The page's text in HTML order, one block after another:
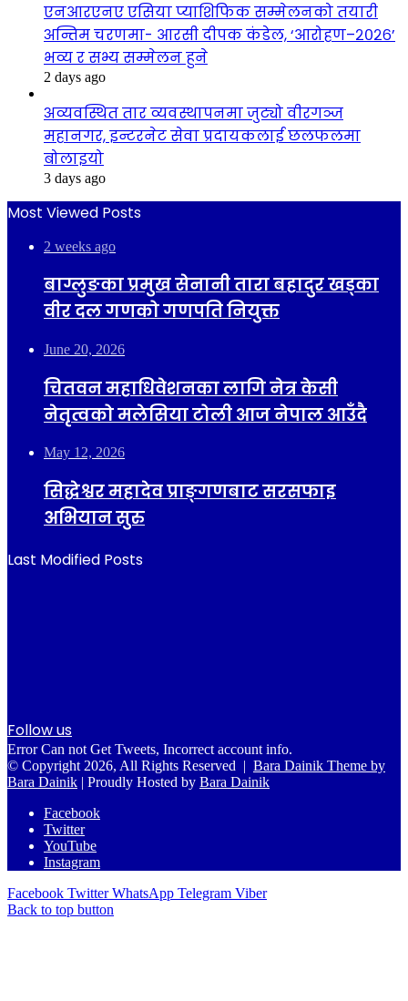
एनआरएनए एसिया प्याशिफिक सम्मेलनको तयारी
अन्तिम चरणमा- आरसी दीपक कंडेल, ‘आरोहण–२०२६’
भव्य र सभ्य सम्मेलन हुने
2 days ago
अव्यवस्थित तार व्यवस्थापनमा जुट्यो वीरगञ्ज
महानगर, इन्टरनेट सेवा प्रदायकलाई छलफलमा
बोलाइयो
3 days ago
Most Viewed Posts
2 weeks ago
बाग्लुङका प्रमुख सेनानी तारा बहादुर खड्का
वीर दल गणको गणपति नियुक्त
June 20, 2026
चितवन महाधिवेशनका लागि नेत्र केसी
नेतृत्वको मलेसिया टोली आज नेपाल आउँदै
May 12, 2026
सिद्धेश्वर महादेव प्राङ्गणबाट सरसफाइ
अभियान सुरु
Last Modified Posts
Follow us
Error Can not Get Tweets, Incorrect account info.
© Copyright 2026, All Rights Reserved | Bara Dainik Theme by
Bara Dainik | Proudly Hosted by Bara Dainik
Facebook
Twitter
YouTube
Instagram
Facebook Twitter WhatsApp Telegram Viber
Back to top button